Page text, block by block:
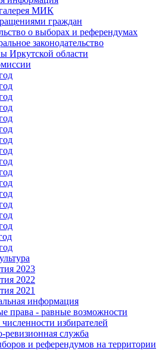
МИК
граждан
о выборах и референдумах
законодательство
Иркутской области
2023
2022
2021
информация
права - равные возможности
избирателей
ревизионная служба
и референдумов на территории